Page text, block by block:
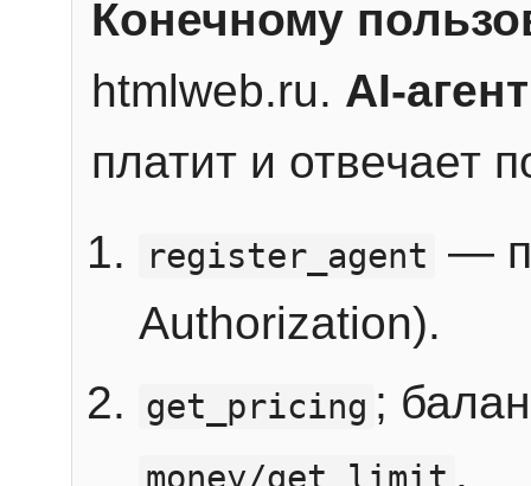
Конечному
htmlweb.ru. AI-агент
платит и отвечает
register_agent —
Authorization).
get_pricing ;
.